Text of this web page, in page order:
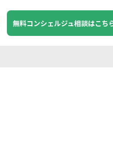
無料コンシェルジュ相談はこち